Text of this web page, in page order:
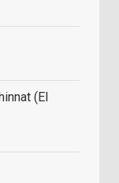
(EI